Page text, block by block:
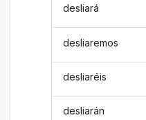
desliará
desliaremos
desliaréis
desliarán